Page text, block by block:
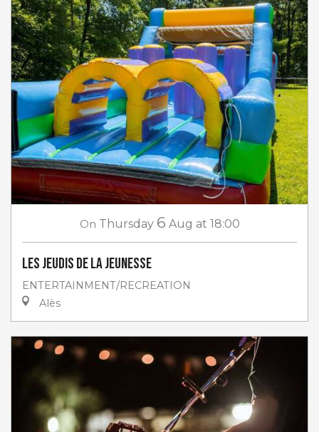
On Thursday 6 Aug at 18:00
Les jeudis de la jeunesse
ENTERTAINMENT/RECREATION
Alès